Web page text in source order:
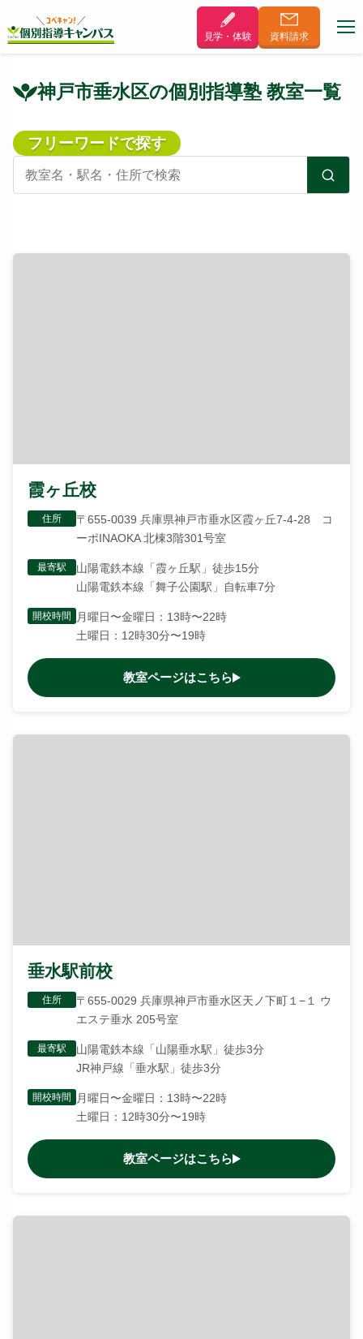
見学・体験 資料請求
神戸市垂水区の個別指導塾 教室一覧
フリーワードで探す
霞ヶ丘校
住所
〒655-0039 兵庫県神戸市垂水区霞ヶ丘7-4-28 コ
ーポINAOKA 北棟3階301号室
最寄駅
山陽電鉄本線「霞ヶ丘駅」徒歩15分
山陽電鉄本線「舞子公園駅」自転車7分
開校時間
月曜日〜金曜日：13時〜22時
土曜日：12時30分〜19時
教室ページはこちら
垂水駅前校
住所
〒655-0029 兵庫県神戸市垂水区天ノ下町１−１ ウ
エステ垂水 205号室
最寄駅
山陽電鉄本線「山陽垂水駅」徒歩3分
JR神戸線「垂水駅」徒歩3分
開校時間
月曜日〜金曜日：13時〜22時
土曜日：12時30分〜19時
教室ページはこちら